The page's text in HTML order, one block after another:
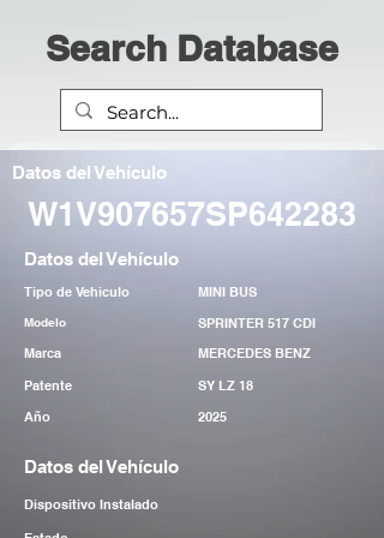
Search Database
Datos del Vehículo
W1V907657SP642283
Datos del Vehículo
Tipo de Vehiculo MINI BUS
Modelo
SPRINTER 517 CDI
Marca
MERCEDES BENZ
Patente
SY LZ 18
Año
2025
Datos del Vehículo
Dispositivo Instalado